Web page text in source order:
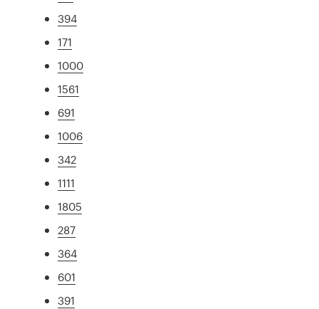
394
171
1000
1561
691
1006
342
1111
1805
287
364
601
391